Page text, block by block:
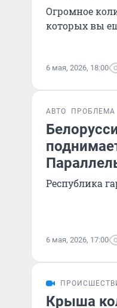
Огромное
которых вы
6 мая, 2026, 18:00
АВТО ПРОБЛЕМА
Республика
6 мая, 2026, 17:00
Крыша